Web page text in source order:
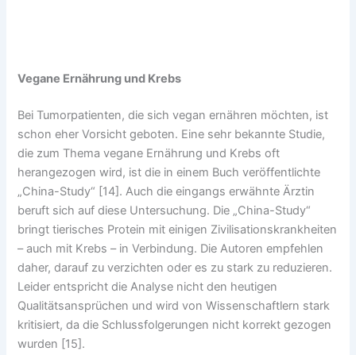
Vegane Ernährung und Krebs
Bei Tumorpatienten, die sich vegan ernähren möchten, ist
schon eher Vorsicht geboten. Eine sehr bekannte Studie,
die zum Thema vegane Ernährung und Krebs oft
herangezogen wird, ist die in einem Buch veröffentlichte
„China-Study“ [14]. Auch die eingangs erwähnte Ärztin
beruft sich auf diese Untersuchung. Die „China-Study“
bringt tierisches Protein mit einigen Zivilisationskrankheiten
– auch mit Krebs – in Verbindung. Die Autoren empfehlen
daher, darauf zu verzichten oder es zu stark zu reduzieren.
Leider entspricht die Analyse nicht den heutigen
Qualitätsansprüchen und wird von Wissenschaftlern stark
kritisiert, da die Schlussfolgerungen nicht korrekt gezogen
wurden [15].